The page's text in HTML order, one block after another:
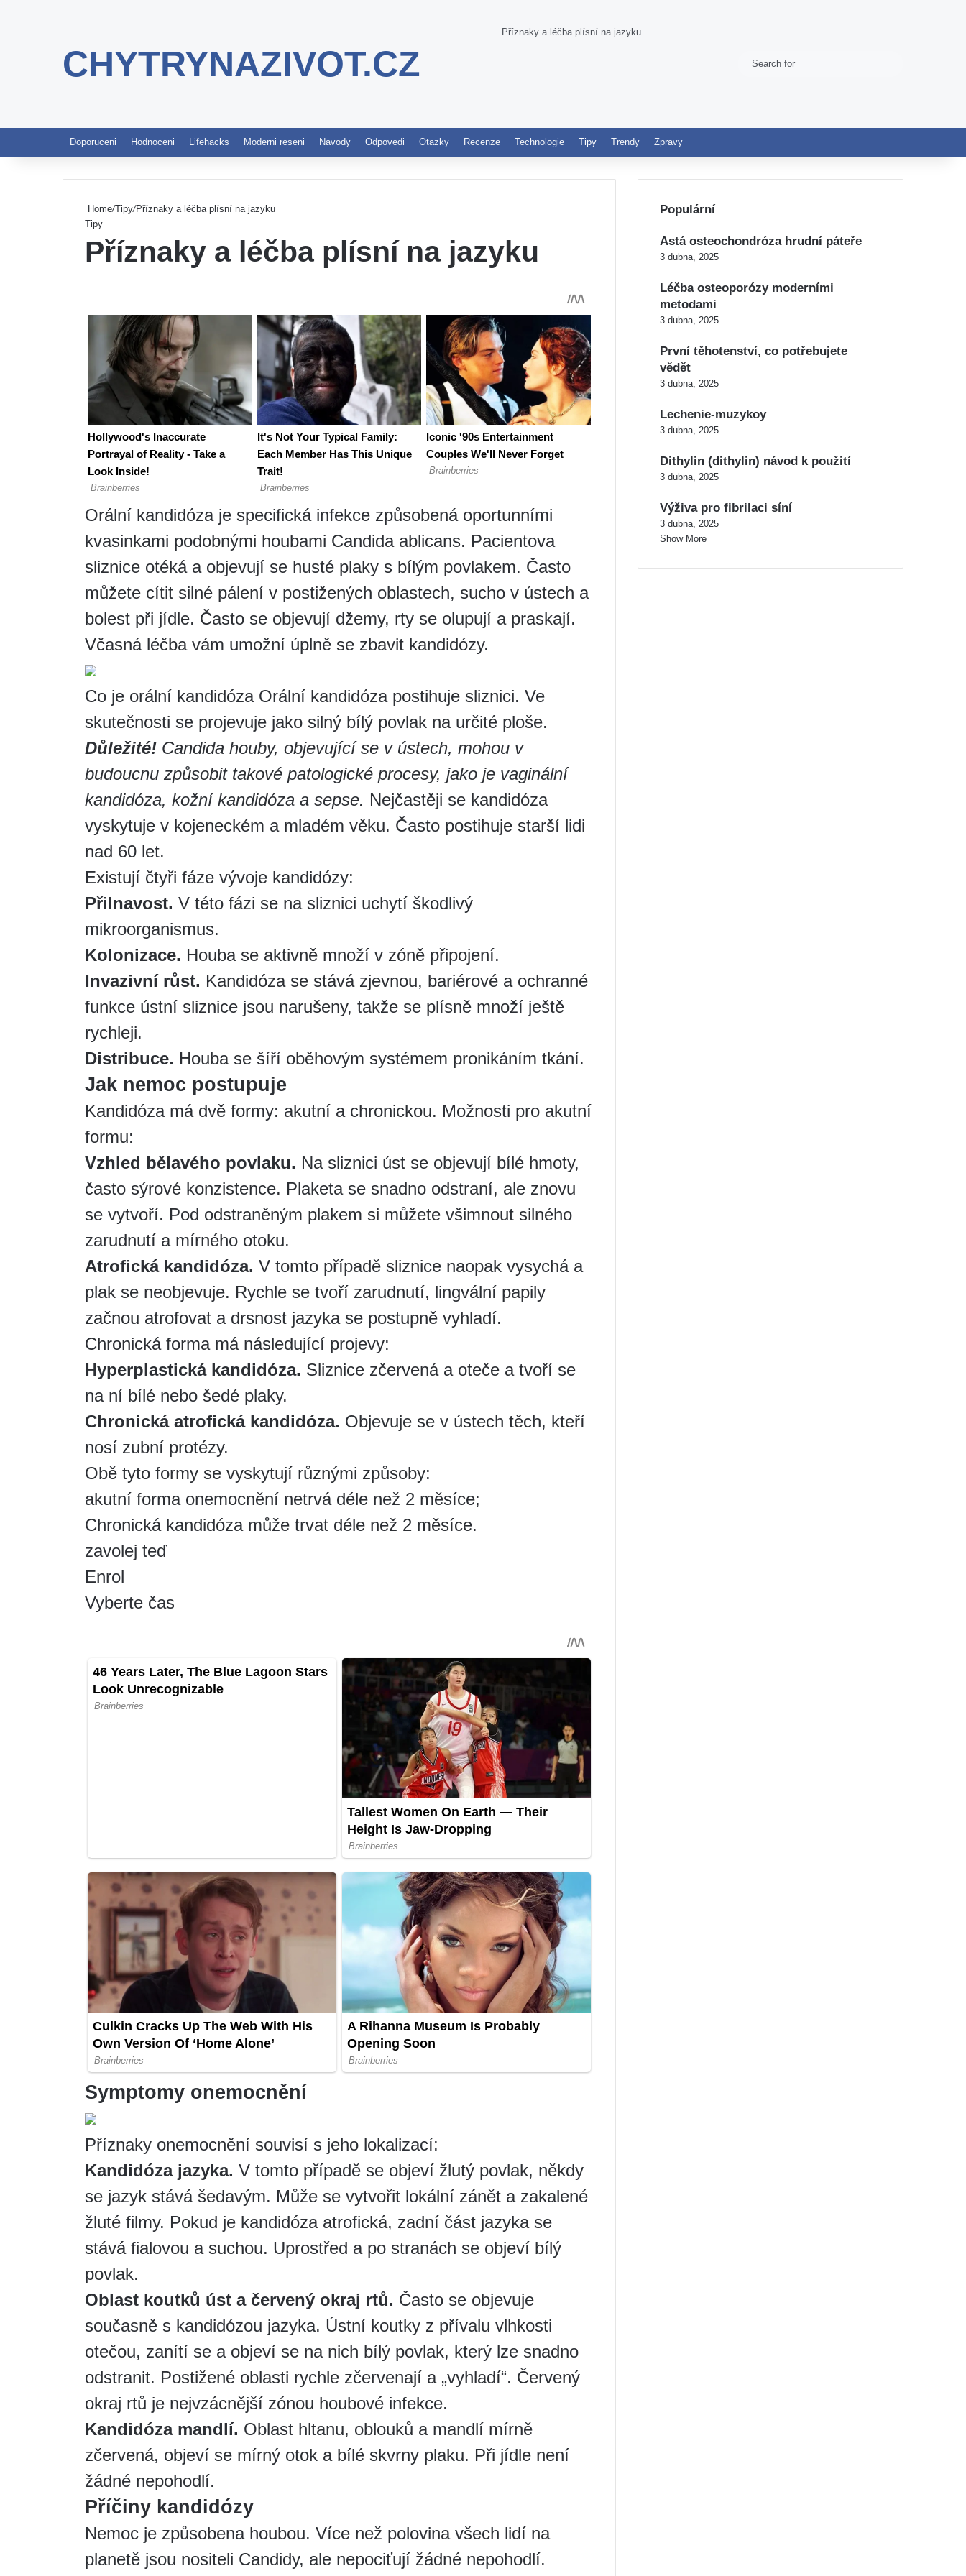
CHYTRYNAZIVOT.CZ
Příznaky a léčba plísní na jazyku
Switch skin
Doporuceni Hodnoceni Lifehacks Moderni reseni Navody Odpovedi Otazky Recenze Technologie Tipy Trendy Zpravy
Home/Tipy/Příznaky a léčba plísní na jazyku
Tipy
Příznaky a léčba plísní na jazyku
Orální kandidóza je specifická infekce způsobená oportunními
kvasinkami podobnými houbami Candida ablicans. Pacientova
sliznice otéká a objevují se husté plaky s bílým povlakem. Často
můžete cítit silné pálení v postižených oblastech, sucho v ústech a
bolest při jídle. Často se objevují džemy, rty se olupují a praskají.
Včasná léčba vám umožní úplně se zbavit kandidózy.
Co je orální kandidóza Orální kandidóza postihuje sliznici. Ve
skutečnosti se projevuje jako silný bílý povlak na určité ploše.
Důležité! Candida houby, objevující se v ústech, mohou v
budoucnu způsobit takové patologické procesy, jako je vaginální
kandidóza, kožní kandidóza a sepse. Nejčastěji se kandidóza
vyskytuje v kojeneckém a mladém věku. Často postihuje starší lidi
nad 60 let.
Existují čtyři fáze vývoje kandidózy:
Přilnavost. V této fázi se na sliznici uchytí škodlivý
mikroorganismus.
Kolonizace. Houba se aktivně množí v zóně připojení.
Invazivní růst. Kandidóza se stává zjevnou, bariérové ​​a ochranné
funkce ústní sliznice jsou narušeny, takže se plísně množí ještě
rychleji.
Distribuce. Houba se šíří oběhovým systémem pronikáním tkání.
Jak nemoc postupuje
Kandidóza má dvě formy: akutní a chronickou. Možnosti pro akutní
formu:
Vzhled bělavého povlaku. Na sliznici úst se objevují bílé hmoty,
často sýrové konzistence. Plaketa se snadno odstraní, ale znovu
se vytvoří. Pod odstraněným plakem si můžete všimnout silného
zarudnutí a mírného otoku.
Atrofická kandidóza. V tomto případě sliznice naopak vysychá a
plak se neobjevuje. Rychle se tvoří zarudnutí, lingvální papily
začnou atrofovat a drsnost jazyka se postupně vyhladí.
Chronická forma má následující projevy:
Hyperplastická kandidóza. Sliznice zčervená a oteče a tvoří se
na ní bílé nebo šedé plaky.
Chronická atrofická kandidóza. Objevuje se v ústech těch, kteří
nosí zubní protézy.
Obě tyto formy se vyskytují různými způsoby:
akutní forma onemocnění netrvá déle než 2 měsíce;
Chronická kandidóza může trvat déle než 2 měsíce.
zavolej teď
Enrol
Vyberte čas
Symptomy onemocnění
Příznaky onemocnění souvisí s jeho lokalizací:
Kandidóza jazyka. V tomto případě se objeví žlutý povlak, někdy
se jazyk stává šedavým. Může se vytvořit lokální zánět a zakalené
žluté filmy. Pokud je kandidóza atrofická, zadní část jazyka se
stává fialovou a suchou. Uprostřed a po stranách se objeví bílý
povlak.
Oblast koutků úst a červený okraj rtů. Často se objevuje
současně s kandidózou jazyka. Ústní koutky z přívalu vlhkosti
otečou, zanítí se a objeví se na nich bílý povlak, který lze snadno
odstranit. Postižené oblasti rychle zčervenají a „vyhladí“. Červený
okraj rtů je nejvzácnější zónou houbové infekce.
Kandidóza mandlí. Oblast hltanu, oblouků a mandlí mírně
zčervená, objeví se mírný otok a bílé skvrny plaku. Při jídle není
žádné nepohodlí.
Příčiny kandidózy
Nemoc je způsobena houbou. Více než polovina všech lidí na
planetě jsou nositeli Candidy, ale nepociťují žádné nepohodlí.
Populární
Astá osteochondróza hrudní páteře
3 dubna, 2025
Léčba osteoporózy moderními
metodami
3 dubna, 2025
První těhotenství, co potřebujete
vědět
3 dubna, 2025
Lechenie-muzykoy
3 dubna, 2025
Dithylin (dithylin) návod k použití
3 dubna, 2025
Výživa pro fibrilaci síní
3 dubna, 2025
Show More